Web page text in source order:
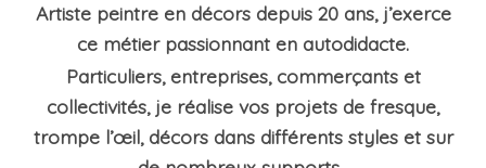
Artiste peintre en décors depuis 20 ans, j’exerce
ce métier passionnant en autodidacte.
Particuliers, entreprises, commerçants et
collectivités, je réalise vos projets de fresque,
trompe l’œil, décors dans différents styles et sur